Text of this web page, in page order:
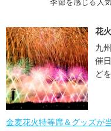
季節を感じる人
花
九
催
ど
金麦花火特等席＆グッズが